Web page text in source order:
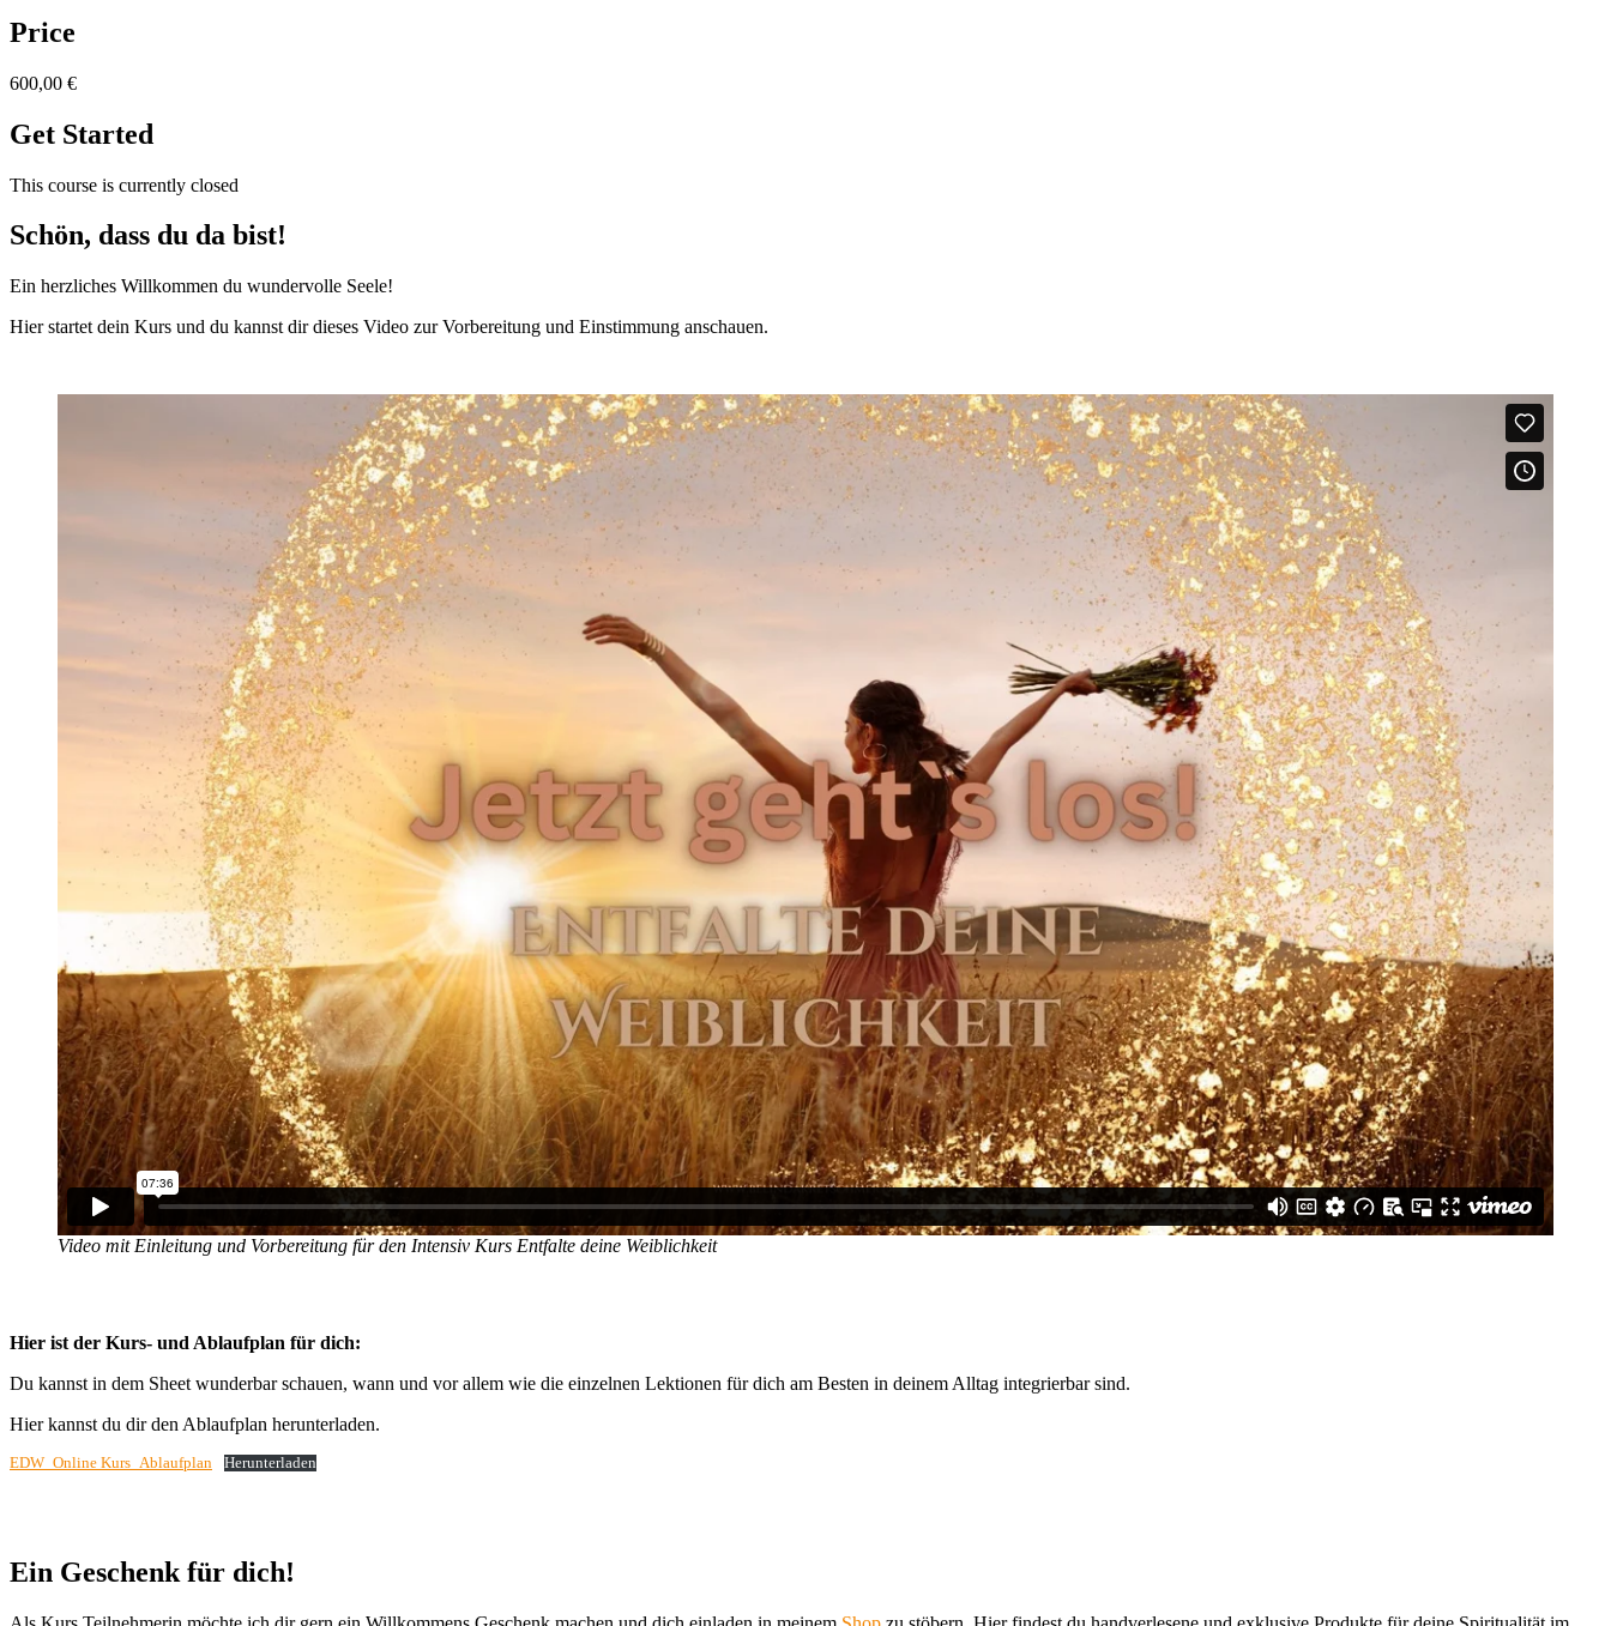
Price
600,00 €
Get Started
This course is currently closed
Schön, dass du da bist!
Ein herzliches Willkommen du wundervolle Seele!
Hier startet dein Kurs und du kannst dir dieses Video zur Vorbereitung und Einstimmung anschauen.
Video mit Einleitung und Vorbereitung für den Intensiv Kurs Entfalte deine Weiblichkeit
Hier ist der Kurs- und Ablaufplan für dich:
Du kannst in dem Sheet wunderbar schauen, wann und vor allem wie die einzelnen Lektionen für dich am Besten in deinem Alltag integrierbar sind.
Hier kannst du dir den Ablaufplan herunterladen.
EDW_Online Kurs_Ablaufplan Herunterladen
Ein Geschenk für dich!